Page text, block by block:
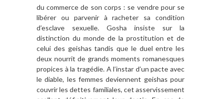
du commerce de son corps : se vendre pour se
libérer ou parvenir à racheter sa condition
d’esclave sexuelle. Gosha insiste sur la
distinction du monde de la prostitution et de
celui des geishas tandis que le duel entre les
deux nourrit de grands moments romanesques
propices à la tragédie. A l’instar d’un pacte avec
le diable, les femmes deviennent geishas pour
couvrir les dettes familiales, cet asservissement